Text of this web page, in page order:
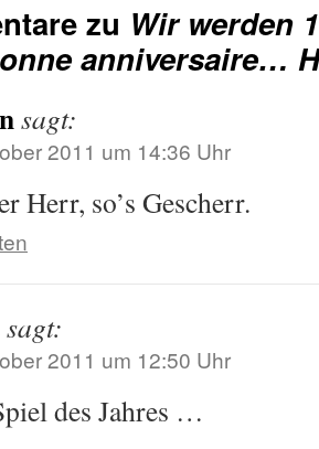
zu Wir werden
anniversaire…
sagt:
2011 um 14:36 Uhr
Herr, so’s Gescherr.
sagt:
2011 um 12:50 Uhr
des Jahres …